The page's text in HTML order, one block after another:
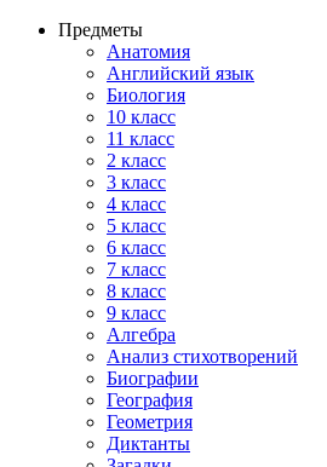
Предметы
Анатомия
Английский язык
Биология
10 класс
11 класс
2 класс
3 класс
4 класс
5 класс
6 класс
7 класс
8 класс
9 класс
Алгебра
Анализ стихотворений
Биографии
География
Геометрия
Диктанты